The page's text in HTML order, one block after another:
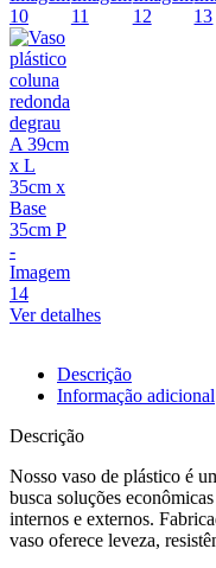
Ver detalhes
Descrição
Informação adicional
Descrição
Nosso vaso de plástico é
busca soluções
internos e externos.
vaso oferece leveza,